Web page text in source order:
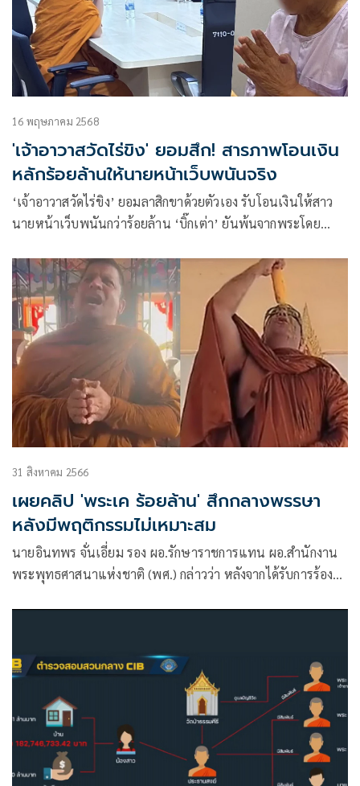
16 พฤษภาคม 2568
'เจ้าอาวาสวัดไร่ขิง' ยอมสึก! สารภาพโอนเงิน
หลักร้อยล้านให้นายหน้าเว็บพนันจริง
‘เจ้าอาวาสวัดไร่ขิง’ ยอมลาสิกขาด้วยตัวเอง รับโอนเงินให้สาว
นายหน้าเว็บพนันกว่าร้อยล้าน ‘บิ๊กเต่า’ ยันพ้นจากพระโดย
31 สิงหาคม 2566
เผยคลิป 'พระเค ร้อยล้าน' สึกกลางพรรษา
หลังมีพฤติกรรมไม่เหมาะสม
นายอินทพร จั่นเอี่ยม รอง ผอ.รักษาราชการแทน ผอ.สำนักงาน
พระพุทธศาสนาแห่งชาติ (พศ.) กล่าวว่า หลังจากได้รับการร้อง